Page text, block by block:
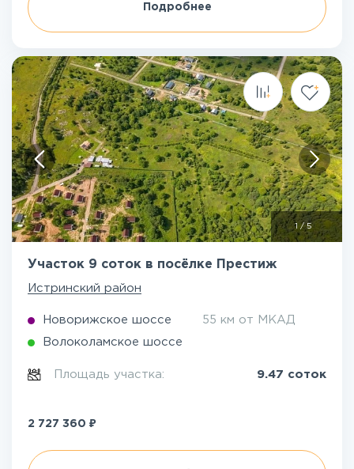
Подробнее
1 / 5
Участок 9 соток в посёлке Престиж
Истринский район
Новорижское шоссе 55 км от МКАД
Волоколамское шоссе
Площадь участка: 9.47 соток
2 727 360 ₽